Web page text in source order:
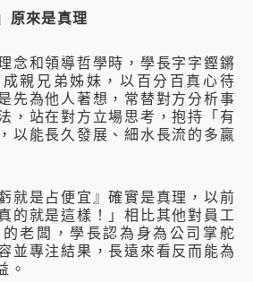
原來是真理
和領導哲學時，學長字字鏗鏘
親兄弟姊妹，以百分百真心待
先為他人著想，常替對方分析事
，站在對方立場思考，抱持「有
以能長久發展、細水長流的多贏
是占便宜』確實是真理，以前
的就是這樣！」相比其他對員工
老闆，學長認為身為公司掌舵
並專注結果，長遠來看反而能為
。